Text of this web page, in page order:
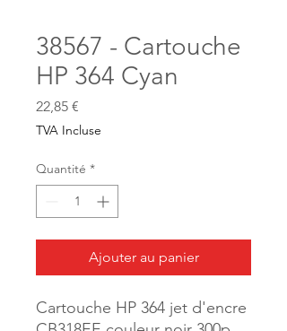
38567 - Cartouche
HP 364 Cyan
22,85 €
TVA Incluse
Quantité *
Ajouter au panier
Cartouche HP 364 jet d'encre